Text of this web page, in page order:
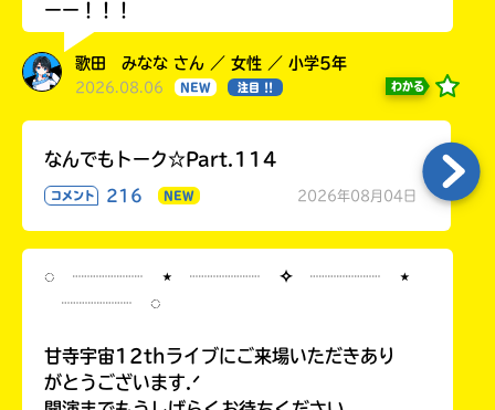
ーー！！！
歌田 みなな さん ／ 女性 ／ 小学5年
2026.08.06 NEW 注目 !! わかる
なんでもトーク☆Part.114
コメント 216 NEW 2026年08月04日
◌ ┈┈┈┈ ⋆ ┈┈┈┈ ✧ ┈┈┈┈ ⋆
┈┈┈┈ ◌
甘寺宇宙12thライブにご来場いただきあり
がとうございます.ᐟ